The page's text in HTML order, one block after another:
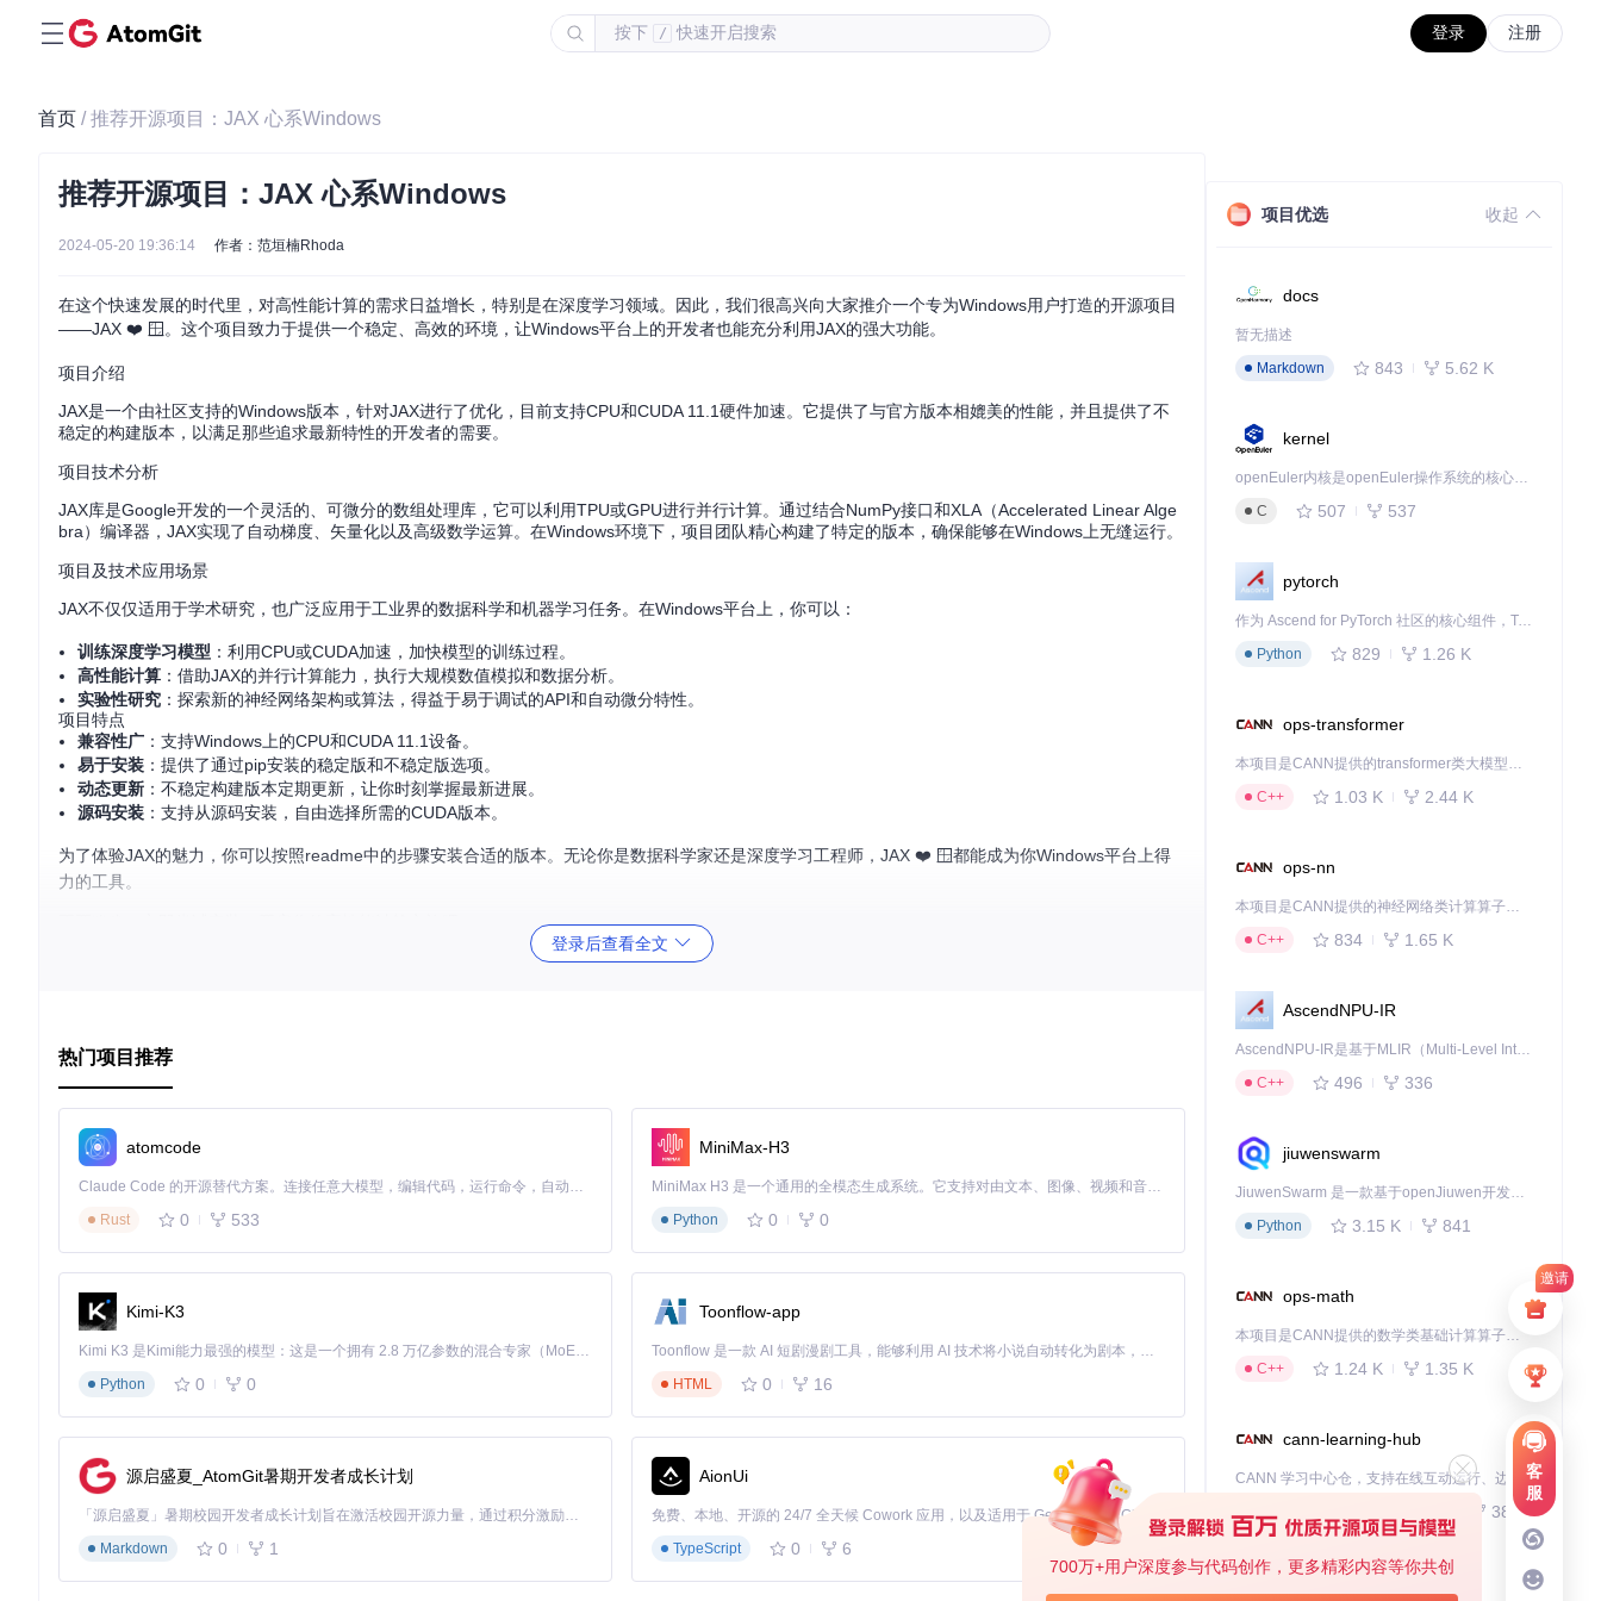
按下 / 快速开启搜索 登录 注册
邀请
客
服
700万+用户深度参与代码创作，更多精彩内容等你共创
首页 / 推荐开源项目：JAX 心系Windows
推荐开源项目：JAX 心系Windows
2024-05-20 19:36:14 作者：范垣楠Rhoda
在这个快速发展的时代里，对高性能计算的需求日益增长，特别是在深度学习领域。因此，我们很高兴向大家推介一个专为Windows用户打造的开源项目
——JAX ❤️ 🪟。这个项目致力于提供一个稳定、高效的环境，让Windows平台上的开发者也能充分利用JAX的强大功能。
项目介绍
JAX是一个由社区支持的Windows版本，针对JAX进行了优化，目前支持CPU和CUDA 11.1硬件加速。它提供了与官方版本相媲美的性能，并且提供了不
稳定的构建版本，以满足那些追求最新特性的开发者的需要。
项目技术分析
JAX库是Google开发的一个灵活的、可微分的数组处理库，它可以利用TPU或GPU进行并行计算。通过结合NumPy接口和XLA（Accelerated Linear Alge
bra）编译器，JAX实现了自动梯度、矢量化以及高级数学运算。在Windows环境下，项目团队精心构建了特定的版本，确保能够在Windows上无缝运行。
项目及技术应用场景
JAX不仅仅适用于学术研究，也广泛应用于工业界的数据科学和机器学习任务。在Windows平台上，你可以：
训练深度学习模型 ：利用CPU或CUDA加速，加快模型的训练过程。
高性能计算 ：借助JAX的并行计算能力，执行大规模数值模拟和数据分析。
实验性研究 ：探索新的神经网络架构或算法，得益于易于调试的API和自动微分特性。
项目特点
兼容性广 ：支持Windows上的CPU和CUDA 11.1设备。
易于安装 ：提供了通过pip安装的稳定版和不稳定版选项。
动态更新 ：不稳定构建版本定期更新，让你时刻掌握最新进展。
源码安装 ：支持从源码安装，自由选择所需的CUDA版本。
为了体验JAX的魅力，你可以按照readme中的步骤安装合适的版本。无论你是数据科学家还是深度学习工程师，JAX ❤️ 🪟都能成为你Windows平台上得
力的工具。
登录后查看全文
热门项目推荐
atomcode
Claude Code 的开源替代方案。连接任意大模型，编辑代码，运行命令，自动验证 — 全自动执行。用 Rust 构建，极致性能。 ｜ An open-source alternative to Claude Code. Connect any LLM, edit code, run commands, and verify changes — autonomously. Built in Rust for speed. Get Started
Rust
0 533
MiniMax-H3
MiniMax H3 是一个通用的全模态生成系统。它支持对由文本、图像、视频和音频组成的多模态上下文进行统一理解，并能生成分辨率高达 2K、时长可达 15 秒的带原生立体声音频的视频。得益于面向任务泛化的系统设计，H3 在预训练阶段就已具备广泛的多模态上下文理解与生成能力，能够出色地执行复杂的多模态指令。
Python
0 0
Kimi-K3
Kimi K3 是Kimi能力最强的模型：这是一个拥有 2.8 万亿参数的混合专家（MoE）模型，具备原生视觉理解能力，并支持 100 万 token 的上下文窗口。
Python
0 0
Toonflow-app
Toonflow 是一款 AI 短剧漫剧工具，能够利用 AI 技术将小说自动转化为剧本，并结合 AI 生成的图片和视频，实现高效的短剧创作。借助 Toonflow，可以轻松完成从文字到影像的全流程，让短剧制作变得更加智能与便捷。
HTML
0 16
源启盛夏_AtomGit暑期开发者成长计划
「源启盛夏」暑期校园开发者成长计划旨在激活校园开源力量，通过积分激励、认证扶持、资源倾斜等形式，引导高校组织和开发者完成「入驻 — 建项目 — 做贡献 — 获认证 — 得资源」的完整闭环。无论你是想带领社团入驻平台的组织者，还是希望用代码贡献证明自己的开发者，都能在这里找到属于你的成长路径。
Markdown
0 1
AionUi
免费、本地、开源的 24/7 全天候 Cowork 应用，以及适用于 Gemini CLI、Claude Code、Codex、OpenCode、Qwen Code、Goose CLI、Auggie 等的 OpenClaw | 🌟 喜欢就点star吧
TypeScript
0 6
项目优选 收起
docs
暂无描述
Markdown
843 5.62 K
kernel
openEuler内核是openEuler操作系统的核心，既是系统性能与稳定性的基石，也是连接处理器、设备与服务的桥梁。
C
507 537
pytorch
作为 Ascend for PyTorch 社区的核心组件，TorchNPU 是昇腾专为 PyTorch 打造的深度学习适配插件，使 PyTorch 框架能够直接调用昇腾 NPU，为开发者提供昇腾 AI 处理器的超强算力。
Python
829 1.26 K
ops-transformer
本项目是CANN提供的transformer类大模型算子库，实现网络在NPU上加速计算。
C++
1.03 K 2.44 K
ops-nn
本项目是CANN提供的神经网络类计算算子库，实现网络在NPU上加速计算。
C++
834 1.65 K
AscendNPU-IR
AscendNPU-IR是基于MLIR（Multi-Level Intermediate Representation）构建的，面向昇腾亲和算子编译时使用的中间表示，提供昇腾完备表达能力，通过编译优化提升昇腾AI处理器计算效率，支持通过生态框架使能昇腾AI处理器与深度调优
C++
496 336
jiuwenswarm
JiuwenSwarm 是一款基于openJiuwen开发的智能AI Agent，它能够将大语言模型的强大能力，通过你日常使用的各类通讯应用，直接延伸至你的指尖。
Python
3.15 K 841
ops-math
本项目是CANN提供的数学类基础计算算子库，实现网络在NPU上加速计算。
C++
1.24 K 1.35 K
cann-learning-hub
Jupyter Notebook
380
kernel